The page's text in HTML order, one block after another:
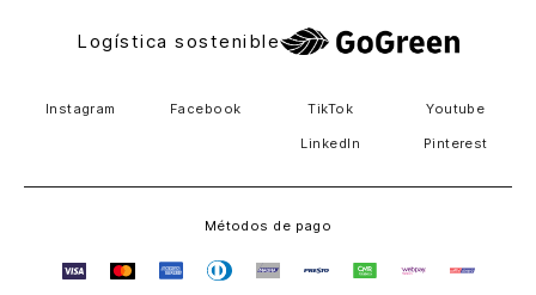
Logística sostenible
Instagram Facebook TikTok Youtube
LinkedIn Pinterest
Métodos de pago